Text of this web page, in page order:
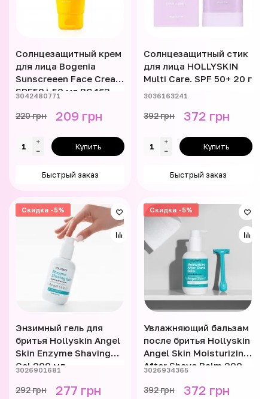
Солнцезащитный крем
для лица Bogenia
Sunscreeen Face Cream
SPF50+ 50 мл BG463
3042480771
220 грн 209 грн
Купить
Быстрый заказ
Солнцезащитный стик
для лица HOLLYSKIN
Multi Care. SPF 50+ 20 г
3036163241
392 грн 372 грн
Купить
Быстрый заказ
Скидка -5%
Энзимный гель для
бритья Hollyskin Angel
Skin Enzyme Shaving
Gel 200 мл
3026901681
292 грн 277 грн
Скидка -5%
Увлажняющий бальзам
после бритья Hollyskin
Angel Skin Moisturizing
After Shave Balm 200
3026934365
392 грн 372 грн